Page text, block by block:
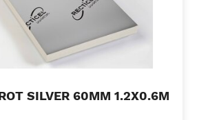
SILVER 60MM 1.2X0.6M